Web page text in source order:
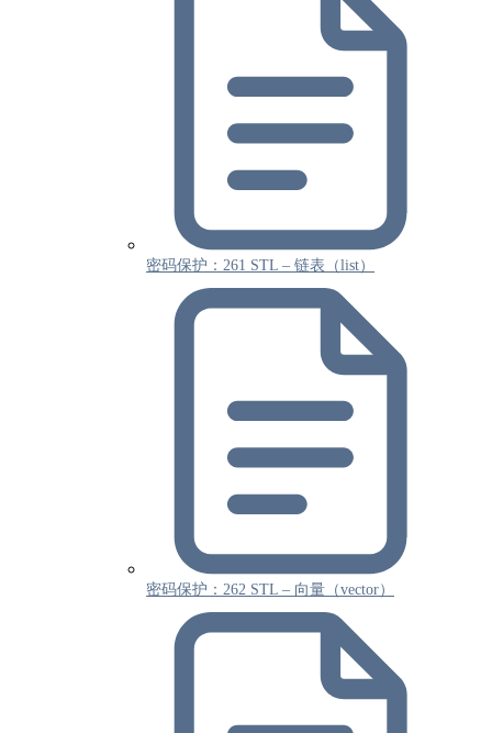
密码保护：261 STL – 链表（list）
密码保护：262 STL – 向量（vector）